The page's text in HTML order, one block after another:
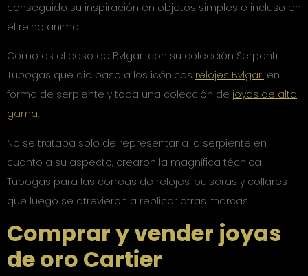
conseguido su inspiración en objetos simples e incluso en
el reino animal.
Como es el caso de Bvlgari con su colección Serpenti
Tubogas que dio paso a los icónicos relojes Bvlgari en
forma de serpiente y toda una colección de joyas de alta
gama.
No se trataba solo de representar a la serpiente en
cuanto a su aspecto, crearon la magnífica técnica
Tubogas para las correas de relojes, pulseras y collares
que luego se atrevieron a replicar otras marcas.
Comprar y vender joyas
de oro Cartier